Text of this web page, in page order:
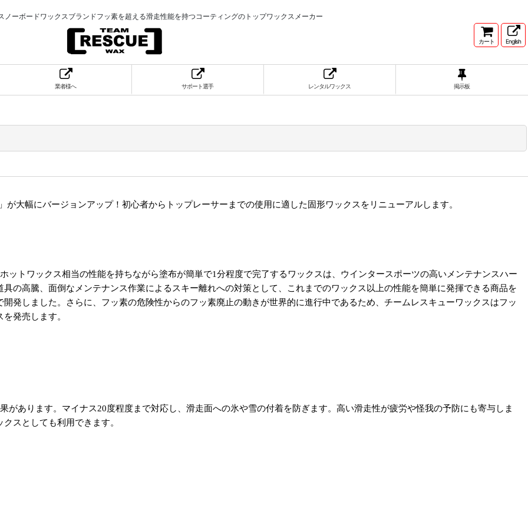
ノーボードワックスブランドフッ素を超える滑走性能を持つコーティングのトップワックスメーカー
カート English
業者様へ サポート選手 レンタルワックス 掲示板
大幅にバージョンアップ！初心者からトップレーサーまでの使用に適した固形ワックスをリニューアルします。
ットワックス相当の性能を持ちながら塗布が簡単で1分程度で完了するワックスは、ウインタースポーツの高いメンテナンスハー
の高騰、面倒なメンテナンス作業によるスキー離れへの対策として、これまでのワックス以上の性能を簡単に発揮できる商品を
発しました。さらに、フッ素の危険性からのフッ素廃止の動きが世界的に進行中であるため、チームレスキューワックスはフッ
発売します。
があります。マイナス20度程度まで対応し、滑走面への氷や雪の付着を防ぎます。高い滑走性が疲労や怪我の予防にも寄与しま
スとしても利用できます。